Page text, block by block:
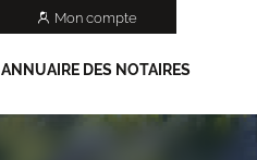
Mon compte
ANNUAIRE DES NOTAIRES